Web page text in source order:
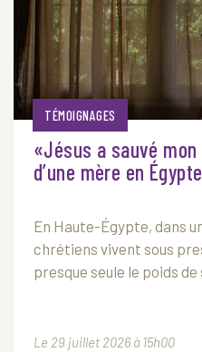
TÉMOIGNAGES
«Jésus a sauvé
d’une mère en Égypte
En Haute-Égypte, dans
chrétiens vivent sous
presque seule le poids
Le 29 juillet 2026 à 15h00